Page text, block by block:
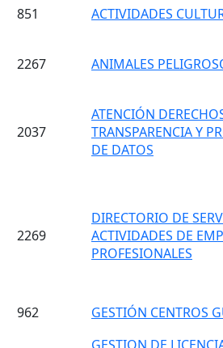
851 ACTIVIDADES
2267 ANIMALES
2037
ATENCIÓN
TRANSPARENCIA Y
DE DATOS
2269
DIRECTORIO DE
ACTIVIDADES DE
PROFESIONALES
962
GESTIÓN CENTROS